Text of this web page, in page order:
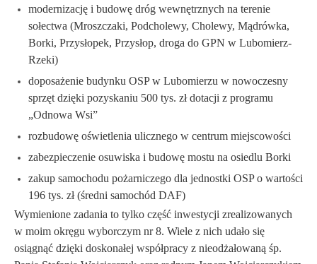
modernizację i budowę dróg wewnętrznych na terenie
sołectwa (Mroszczaki, Podcholewy, Cholewy, Mądrówka,
Borki, Przysłopek, Przysłop, droga do GPN w Lubomierz-
Rzeki)
doposażenie budynku OSP w Lubomierzu w nowoczesny
sprzęt dzięki pozyskaniu 500 tys. zł dotacji z programu
„Odnowa Wsi”
rozbudowę oświetlenia ulicznego w centrum miejscowości
zabezpieczenie osuwiska i budowę mostu na osiedlu Borki
zakup samochodu pożarniczego dla jednostki OSP o wartości
196 tys. zł (średni samochód DAF)
Wymienione zadania to tylko część inwestycji zrealizowanych
w moim okręgu wyborczym nr 8. Wiele z nich udało się
osiągnąć dzięki doskonałej współpracy z nieodżałowaną śp.